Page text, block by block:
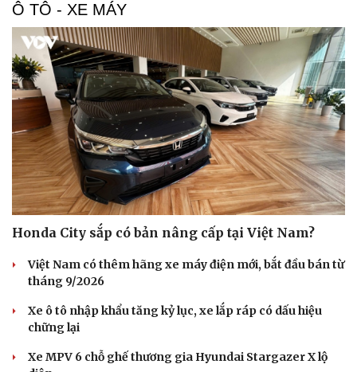
Ô TÔ - XE MÁY
Honda City sắp có bản nâng cấp tại Việt Nam?
Việt Nam có thêm hãng xe máy điện mới, bắt đầu bán từ
tháng 9/2026
Xe ô tô nhập khẩu tăng kỷ lục, xe lắp ráp có dấu hiệu
chững lại
Xe MPV 6 chỗ ghế thương gia Hyundai Stargazer X lộ